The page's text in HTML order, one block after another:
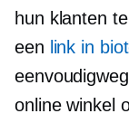
hun klanten
een link in
online winkel